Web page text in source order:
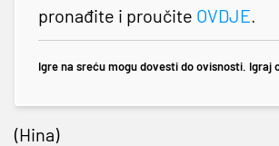
pronađite i proučite OVDJE.
Igre na sreću mogu dovesti do ovisnosti. Igraj
(Hina)